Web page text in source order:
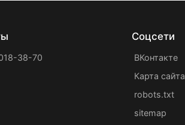
38-70
Соцсети
ВКонтакте
Карта сайта
robots.txt
sitemap